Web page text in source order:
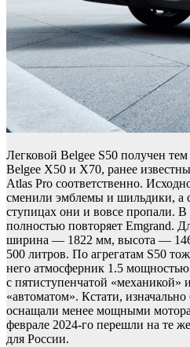
Легковой Belgee S50 получен
Belgee X50 и X70, ранее
Atlas Pro соответственно.
сменили эмблемы и шильдики, а
ступицах они и вовсе пропали. В
полностью повторяет Emgrand.
ширина — 1822 мм, высота —
500 литров. По агрегатам S50
него атмосферник 1.5 мощностью
с пятиступенчатой «механикой»
«автоматом». Кстати,
оснащали менее мощными
феврале 2024-го перешли на те
для России.